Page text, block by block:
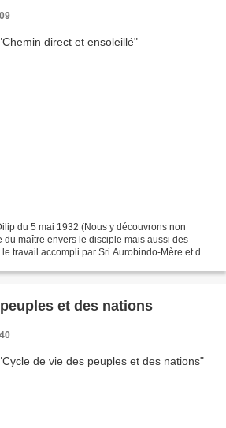
du 5 mai 1932 (Nous y découvrons non
maître envers le disciple mais aussi des
travail accompli par Sri Aurobindo-Mère et des
et des nations